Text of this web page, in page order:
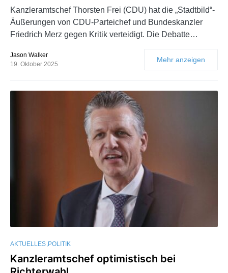
Kanzleramtschef Thorsten Frei (CDU) hat die „Stadtbild“-
Äußerungen von CDU-Parteichef und Bundeskanzler
Friedrich Merz gegen Kritik verteidigt. Die Debatte…
Jason Walker
19. Oktober 2025
Mehr anzeigen
AKTUELLES POLITIK
Kanzleramtschef optimistisch bei